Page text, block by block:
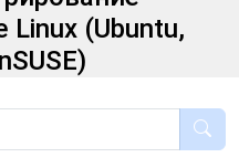
Linux (Ubuntu,